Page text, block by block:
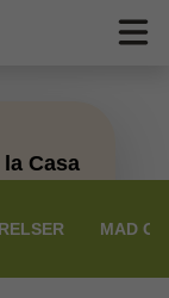
Casa
MAD